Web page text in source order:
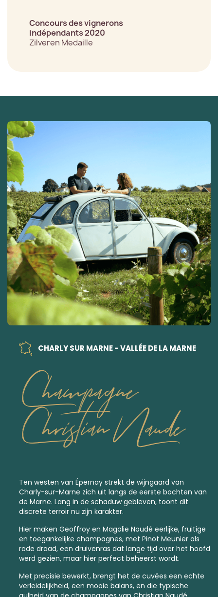
Concours des vignerons
indépendants 2020
Zilveren Medaille
CHARLY SUR MARNE - VALLÉE DE LA MARNE
Champagne
Christian Naude
Ten westen van Épernay strekt de wijngaard van
Charly-sur-Marne zich uit langs de eerste bochten van
de Marne. Lang in de schaduw gebleven, toont dit
discrete terroir nu zijn karakter.
Hier maken Geoffroy en Magalie Naudé eerlijke, fruitige
en toegankelijke champagnes, met Pinot Meunier als
rode draad, een druivenras dat lange tijd over het hoofd
werd gezien, maar hier perfect beheerst wordt.
Met precisie bewerkt, brengt het de cuvées een echte
verleidelijkheid, een mooie balans, en die typische